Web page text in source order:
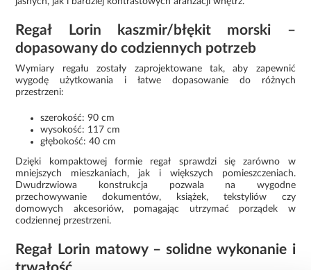
Regał Lorin kaszmir/błękit morski –
dopasowany do codziennych potrzeb
Wymiary regału zostały zaprojektowane tak, aby zapewnić
wygodę użytkowania i łatwe dopasowanie do różnych
przestrzeni:
szerokość: 90 cm
wysokość: 117 cm
głębokość: 40 cm
Dzięki kompaktowej formie regał sprawdzi się zarówno w
mniejszych mieszkaniach, jak i większych pomieszczeniach.
Dwudrzwiowa konstrukcja pozwala na wygodne
przechowywanie dokumentów, książek, tekstyliów czy
domowych akcesoriów, pomagając utrzymać porządek w
codziennej przestrzeni.
Regał Lorin matowy – solidne wykonanie i